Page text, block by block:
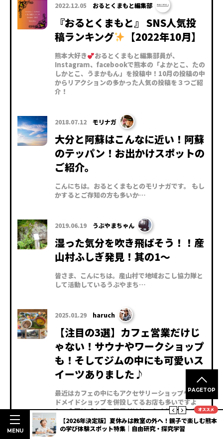
2022.12.05 おるとくまもと編集部
『おるとくまもと』 SNS人気投
稿ランキング
【2022年10月】
熊本大好き
おるとくまもと編集部員が、
Instagram、facebookで熊本の「よかとこ、たの
しかとこ、うまかもん」を投稿中！10月の投稿の中
からリアクションの多かった人気の投稿を３つご紹
介！
2018.07.12 モリナガ
大分と阿蘇はこんなに近い！阿蘇
のテッパン！お出かけスポットの
ご紹介。
こんにちは。おるとくまもとのモリナガです。 もし
かするとご存知の方も多いか…
2019.06.19 うぶやまちゃん
湿った気分を吹き飛ばそう！！産
山村ふしぎ発見！其の1～
皆さま、こんにちは。産山村で地域おこし協力隊と
して活動しているうぶやまち…
2025.01.29 haruch
【注目の3選】カフェ営業だけじ
ゃない！サウナやワークショップ
も！そしてジムの中にも可愛いス
イーツありました♪
最近はカフェの中にもアクセサリーショップやハン
ドメイドショップを併設してるお店も多いですよ
ね。今回は「カフェ営業だけじゃなく他の事もやっ
てます！」というお店と、「あらま、こんな場所に
可愛いカフェが！」というお店をご紹介！
PAGETOP
オススメ
度抜群
【2026年決定版】夏休みは教室の外へ！親子で楽しむ熊本
の学び体験スポット特集｜自由研究・探究学習
MENU